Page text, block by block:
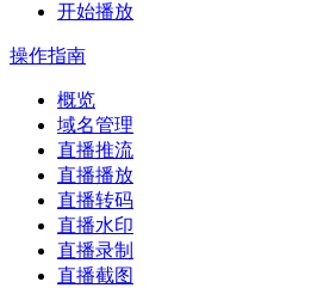
开始播放
操作指南
概览
域名管理
直播推流
直播播放
直播转码
直播水印
直播录制
直播截图